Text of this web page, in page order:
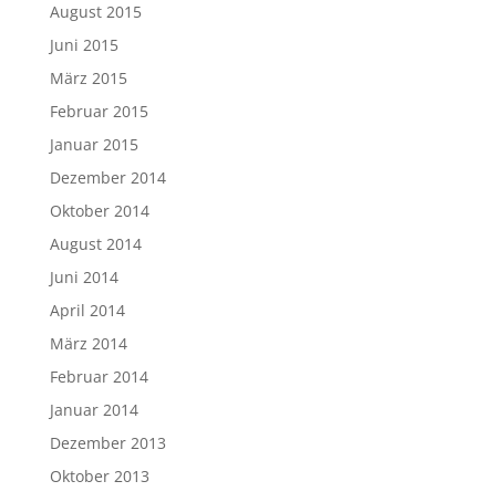
August 2015
Juni 2015
März 2015
Februar 2015
Januar 2015
Dezember 2014
Oktober 2014
August 2014
Juni 2014
April 2014
März 2014
Februar 2014
Januar 2014
Dezember 2013
Oktober 2013